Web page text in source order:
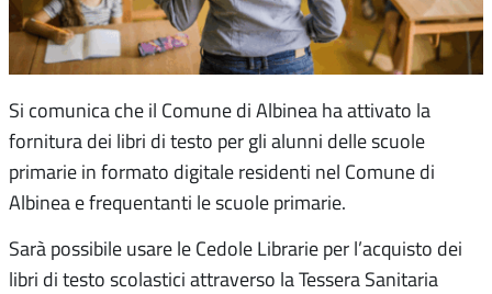
Si comunica che il Comune di Albinea ha attivato la
fornitura dei libri di testo per gli alunni delle scuole
primarie in formato digitale residenti nel Comune di
Albinea e frequentanti le scuole primarie.
Sarà possibile usare le Cedole Librarie per l’acquisto dei
libri di testo scolastici attraverso la Tessera Sanitaria